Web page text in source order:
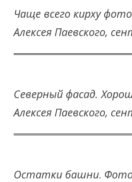
Чаще всего кирху
Алексея Паевского,
Северный фасад.
Алексея Паевского,
Остатки башни. Фото